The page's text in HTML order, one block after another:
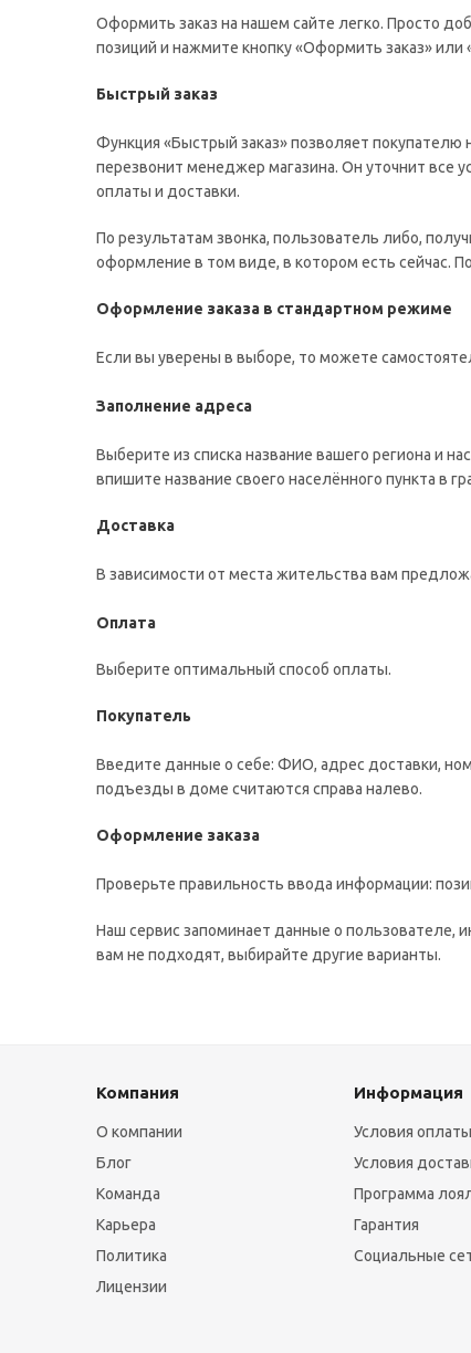
Оформить заказ на нашем сайте легко. Просто
позиций и нажмите кнопку «Оформить заказ» или
Быстрый заказ
Функция «Быстрый заказ» позволяет
перезвонит менеджер магазина. Он уточнит все
оплаты и доставки.
По результатам звонка, пользователь либо,
оформление в том виде, в котором есть сейчас.
Оформление заказа в стандартном режиме
Если вы уверены в выборе, то можете
Заполнение адреса
Выберите из списка название вашего региона и
впишите название своего населённого пункта в
Доставка
В зависимости от места жительства вам
Оплата
Выберите оптимальный способ оплаты.
Покупатель
Введите данные о себе: ФИО, адрес доставки,
подъезды в доме считаются справа налево.
Оформление заказа
Проверьте правильность ввода информации:
Наш сервис запоминает данные о пользователе,
вам не подходят, выбирайте другие варианты.
Компания
О компании
Блог
Команда
Карьера
Политика
Лицензии
Информация
Условия оплаты
Условия
Программа
Гарантия
Социальные